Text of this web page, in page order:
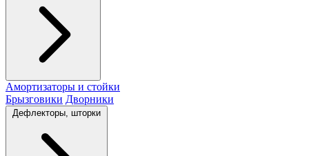
Амортизаторы и стойки
Брызговики Дворники
Дефлекторы, шторки